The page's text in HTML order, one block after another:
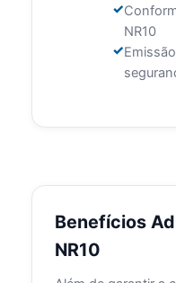
NR10
Benefícios
NR10